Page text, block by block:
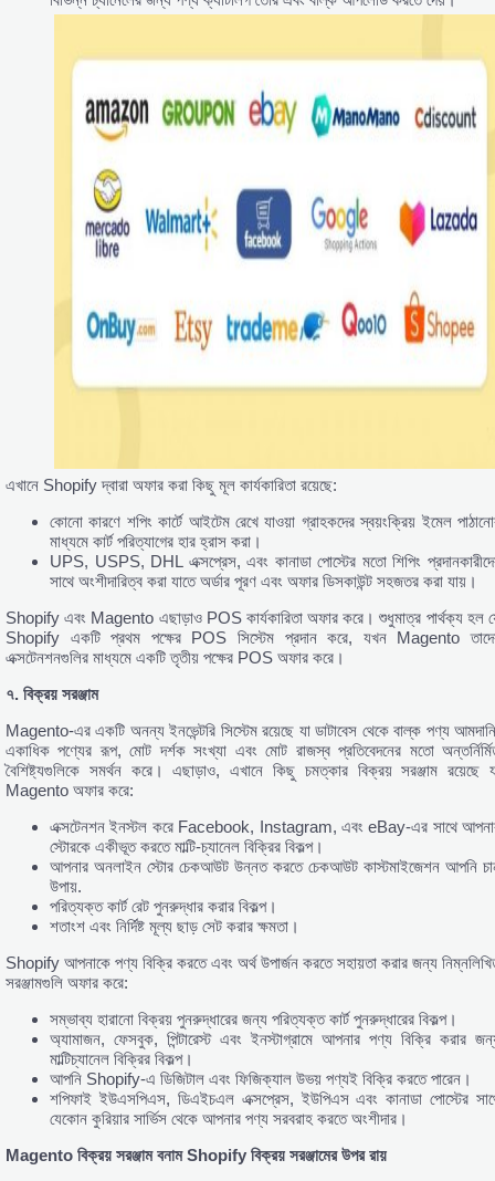
এখানে Shopify দ্বারা অফার করা কিছু মূল কার্যকারিতা রয়েছে:
কোনো কারণে শপিং কার্টে আইটেম রেখে যাওয়া গ্রাহকদের স্বয়ংক্রিয় ইমেল
মাধ্যমে কার্ট পরিত্যাগের হার হ্রাস করা।
UPS, USPS, DHL এক্সপ্রেস, এবং কানাডা পোস্টের মতো শিপিং
সাথে অংশীদারিত্ব করা যাতে অর্ডার পূরণ এবং অফার ডিসকাউন্ট সহজতর করা যায়।
Shopify এবং Magento এছাড়াও POS কার্যকারিতা অফার করে। শুধুমাত্র পার্থক্য হল
Shopify একটি প্রথম পক্ষের POS সিস্টেম প্রদান করে, যখন Magento
এক্সটেনশনগুলির মাধ্যমে একটি তৃতীয় পক্ষের POS অফার করে।
৭. বিক্রয় সরঞ্জাম
Magento-এর একটি অনন্য ইনভেন্টরি সিস্টেম রয়েছে যা ডাটাবেস থেকে বাল্ক পণ্য
একাধিক পণ্যের রূপ, মোট দর্শক সংখ্যা এবং মোট রাজস্ব প্রতিবেদনের মতো
বৈশিষ্ট্যগুলিকে সমর্থন করে। এছাড়াও, এখানে কিছু চমত্কার বিক্রয় সরঞ্জাম রয়েছে
Magento অফার করে:
এক্সটেনশন ইনস্টল করে Facebook, Instagram, এবং eBay-এর সাথে
স্টোরকে একীভূত করতে মাল্টি-চ্যানেল বিক্রির বিকল্প।
আপনার অনলাইন স্টোর চেকআউট উন্নত করতে চেকআউট কাস্টমাইজেশন আপনি
উপায়.
পরিত্যক্ত কার্ট রেট পুনরুদ্ধার করার বিকল্প।
শতাংশ এবং নির্দিষ্ট মূল্য ছাড় সেট করার ক্ষমতা।
Shopify আপনাকে পণ্য বিক্রি করতে এবং অর্থ উপার্জন করতে সহায়তা করার জন্য
সরঞ্জামগুলি অফার করে:
সম্ভাব্য হারানো বিক্রয় পুনরুদ্ধারের জন্য পরিত্যক্ত কার্ট পুনরুদ্ধারের বিকল্প।
অ্যামাজন, ফেসবুক, পিন্টারেস্ট এবং ইনস্টাগ্রামে আপনার পণ্য বিক্রি করার
মাল্টিচ্যানেল বিক্রির বিকল্প।
আপনি Shopify-এ ডিজিটাল এবং ফিজিক্যাল উভয় পণ্যই বিক্রি করতে পারেন।
শপিফাই ইউএসপিএস, ডিএইচএল এক্সপ্রেস, ইউপিএস এবং কানাডা পোস্টের
যেকোন কুরিয়ার সার্ভিস থেকে আপনার পণ্য সরবরাহ করতে অংশীদার।
Magento বিক্রয় সরঞ্জামবনাম Shopify বিক্রয় সরঞ্জামেরউপররায়